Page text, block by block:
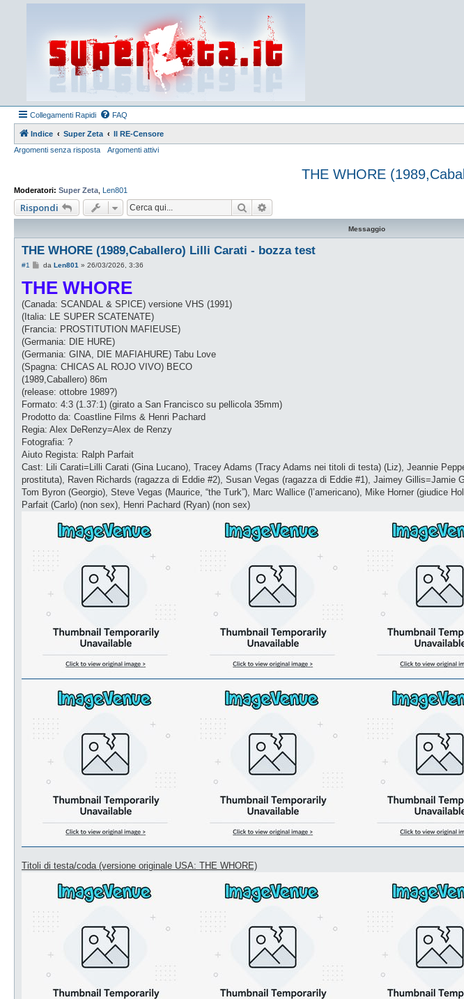
Collegamenti Rapidi FAQ
Indice Super Zeta
Il RE-Censore
Argomenti senza risposta
Argomenti attivi
THE WHORE
Moderatori: Super Zeta Len801
Rispondi Cerca
Messaggio
THE WHORE (1989,Caballero) Lilli Carati - bozza test
#1
M
s
s
g
g
o
da Len801 » 26/03/2026, 3:36
THE WHORE
(Canada: SCANDAL & SPICE) versione VHS (1991)
(Italia: LE SUPER SCATENATE)
(Francia: PROSTITUTION MAFIEUSE)
(Germania: DIE HURE)
(Germania: GINA, DIE MAFIAHURE) Tabu Love
(Spagna: CHICAS AL ROJO VIVO) BECO
(1989,Caballero) 86m
(release: ottobre 1989?)
Formato: 4:3 (1.37:1) (girato a San Francisco su pellicola 35mm)
Prodotto da: Coastline Films & Henri Pachard
Regia: Alex DeRenzy=Alex de Renzy
Fotografia: ?
Aiuto Regista: Ralph Parfait
Cast: Lili Carati=Lilli Carati (Gina Lucano), Tracey Adams (Tracy Adams nei titoli di testa) (Liz), Jeannie
prostituta), Raven Richards (ragazza di Eddie #2), Susan Vegas (ragazza di Eddie #1), Jaimey Gillis=Jamie
Tom Byron (Georgio), Steve Vegas (Maurice, “the Turk”), Marc Wallice (l’americano), Mike Horner (giudice
Parfait (Carlo) (non sex), Henri Pachard (Ryan) (non sex)
Titoli di testa/coda (versione originale USA: THE WHORE)